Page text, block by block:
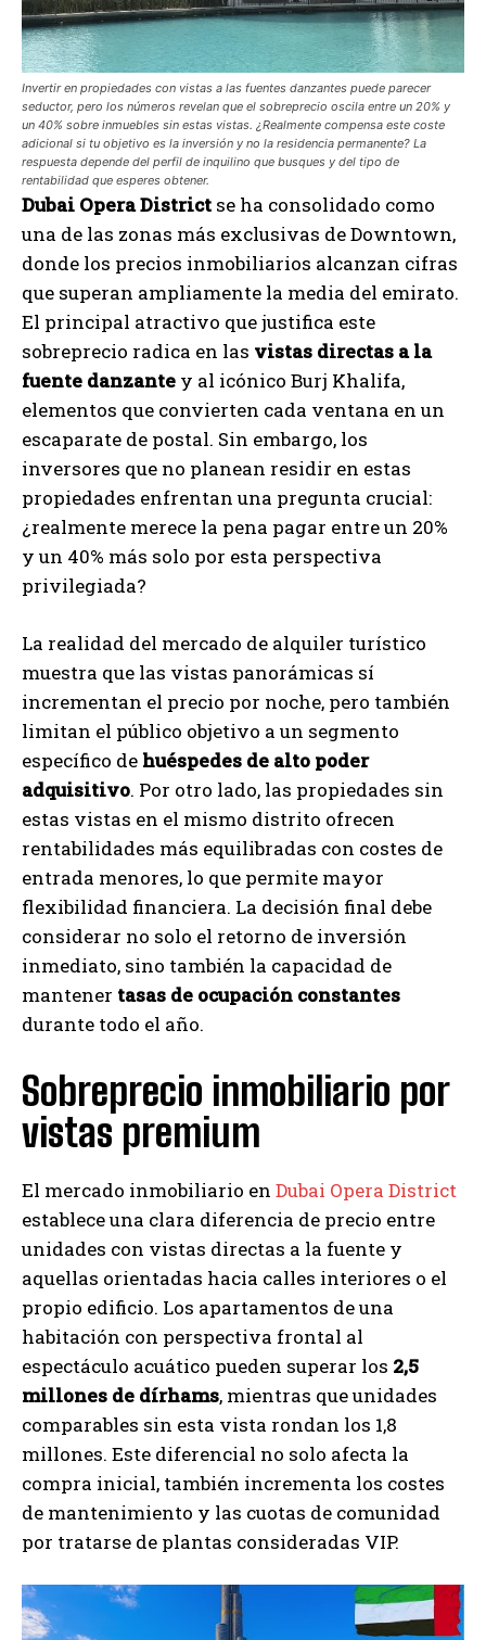
Invertir en propiedades con vistas a las fuentes danzantes puede parecer
seductor, pero los números revelan que el sobreprecio oscila entre un 20% y
un 40% sobre inmuebles sin estas vistas. ¿Realmente compensa este coste
adicional si tu objetivo es la inversión y no la residencia permanente? La
respuesta depende del perfil de inquilino que busques y del tipo de
rentabilidad que esperes obtener.
Dubai Opera District se ha consolidado como
una de las zonas más exclusivas de Downtown,
donde los precios inmobiliarios alcanzan cifras
que superan ampliamente la media del emirato.
El principal atractivo que justifica este
sobreprecio radica en las vistas directas a la
fuente danzante y al icónico Burj Khalifa,
elementos que convierten cada ventana en un
escaparate de postal. Sin embargo, los
inversores que no planean residir en estas
propiedades enfrentan una pregunta crucial:
¿realmente merece la pena pagar entre un 20%
y un 40% más solo por esta perspectiva
privilegiada?
La realidad del mercado de alquiler turístico
muestra que las vistas panorámicas sí
incrementan el precio por noche, pero también
limitan el público objetivo a un segmento
específico de huéspedes de alto poder
adquisitivo. Por otro lado, las propiedades sin
estas vistas en el mismo distrito ofrecen
rentabilidades más equilibradas con costes de
entrada menores, lo que permite mayor
flexibilidad financiera. La decisión final debe
considerar no solo el retorno de inversión
inmediato, sino también la capacidad de
mantener tasas de ocupación constantes
durante todo el año.
Sobreprecio inmobiliario por
vistas premium
El mercado inmobiliario en Dubai Opera District
establece una clara diferencia de precio entre
unidades con vistas directas a la fuente y
aquellas orientadas hacia calles interiores o el
propio edificio. Los apartamentos de una
habitación con perspectiva frontal al
espectáculo acuático pueden superar los 2,5
millones de dírhams, mientras que unidades
comparables sin esta vista rondan los 1,8
millones. Este diferencial no solo afecta la
compra inicial, también incrementa los costes
de mantenimiento y las cuotas de comunidad
por tratarse de plantas consideradas VIP.